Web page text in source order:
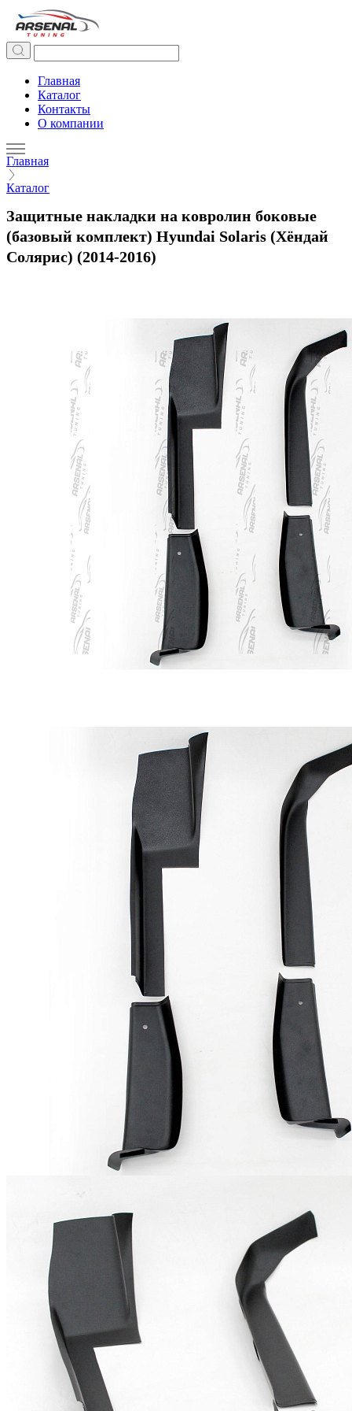
Главная
Каталог
Контакты
О компании
Главная
Каталог
Защитные накладки на ковролин боковые
(базовый комплект) Hyundai Solaris (Хёндай
Солярис) (2014-2016)